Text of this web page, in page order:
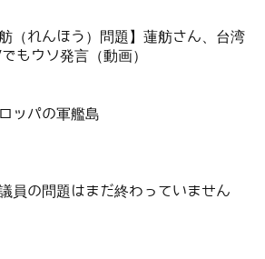
舫（れんほう）問題】蓮舫さん、台湾
もウソ発言（動画）
ッパの軍艦島
員の問題はまだ終わっていません